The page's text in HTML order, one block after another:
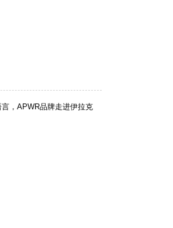
，APWR品牌走进伊拉克